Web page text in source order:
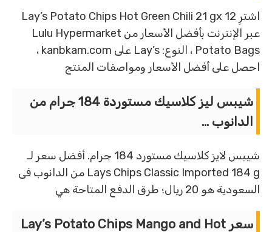
اشترِ Lay’s Potato Chips Hot Green Chili 21 gx 12
عبر الإنترنت بأفضل الأسعار من Lulu Hypermarket
Potato Bags ، النوع: Lay’s على kanbkam.com ،
احصل على أفضل الأسعار ومواصفات المنتج
شيبس ليز كلاسيك مستوردة 184 جرام من
الدانوب …
شيبس لايز كلاسيك مستورد 184 جرام. أفضل سعر لـ
Lays Chips Classic Imported 184 g من الدانوب فى
السعودية هو 20 ريال؛ طرق الدفع المتاحة هي
سعر Lay’s Potato Chips Mango and Hot